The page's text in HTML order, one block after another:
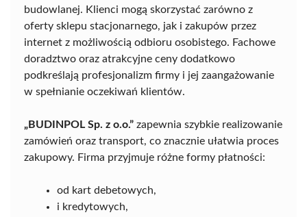
budowlanej. Klienci mogą skorzystać zarówno z
oferty sklepu stacjonarnego, jak i zakupów przez
internet z możliwością odbioru osobistego. Fachowe
doradztwo oraz atrakcyjne ceny dodatkowo
podkreślają profesjonalizm firmy i jej zaangażowanie
w spełnianie oczekiwań klientów.
„BUDINPOL Sp. z o.o.” zapewnia szybkie realizowanie
zamówień oraz transport, co znacznie ułatwia proces
zakupowy. Firma przyjmuje różne formy płatności:
od kart debetowych,
i kredytowych,